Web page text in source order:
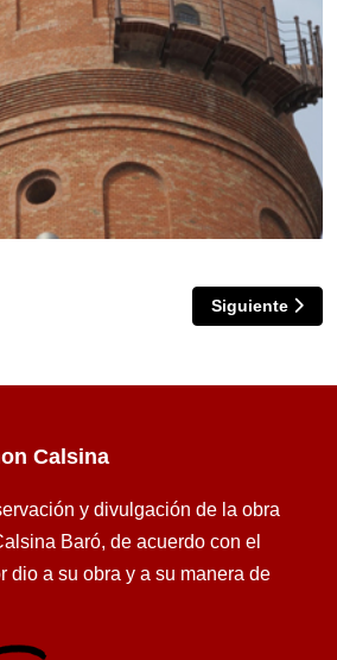
DEL TRASPASO DE
Artículo
Siguiente
Calsina
y divulgación de la obra
Baró, de acuerdo con el
dio a su obra y a su manera de